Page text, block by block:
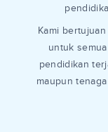
Kami
untuk
pendidikan
maupun